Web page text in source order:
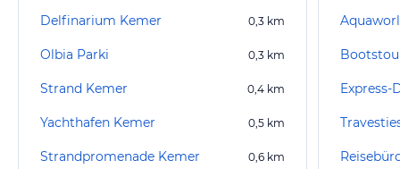
Delfinarium Kemer 0,3 km
Olbia Parki 0,3 km
Strand Kemer 0,4 km
Yachthafen Kemer 0,5 km
Strandpromenade Kemer 0,6 km
Express-